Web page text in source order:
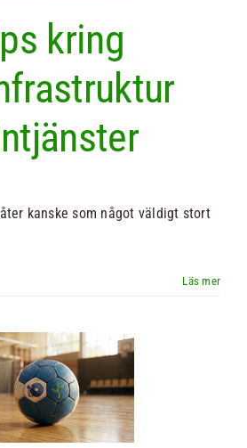
kring
kanske som något väldigt stort